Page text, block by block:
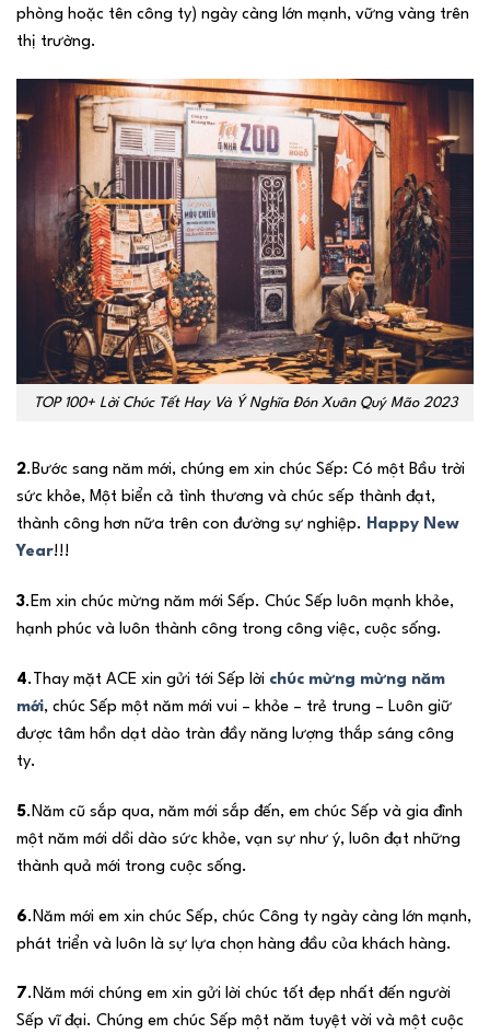
phòng hoặc tên công ty) ngày càng lớn mạnh, vững vàng trên
thị trường.
TOP 100+ Lời Chúc Tết Hay Và Ý Nghĩa Đón Xuân Quý Mão 2023
2.Bước sang năm mới, chúng em xin chúc Sếp: Có một Bầu trời
sức khỏe, Một biển cả tình thương và chúc sếp thành đạt,
thành công hơn nữa trên con đường sự nghiệp. Happy New
Year!!!
3.Em xin chúc mừng năm mới Sếp. Chúc Sếp luôn mạnh khỏe,
hạnh phúc và luôn thành công trong công việc, cuộc sống.
4.Thay mặt ACE xin gửi tới Sếp lời chúc mừng mừng năm
mới, chúc Sếp một năm mới vui – khỏe – trẻ trung – Luôn giữ
được tâm hồn dạt dào tràn đầy năng lượng thắp sáng công
ty.
5.Năm cũ sắp qua, năm mới sắp đến, em chúc Sếp và gia đình
một năm mới dồi dào sức khỏe, vạn sự như ý, luôn đạt những
thành quả mới trong cuộc sống.
6.Năm mới em xin chúc Sếp, chúc Công ty ngày càng lớn mạnh,
phát triển và luôn là sự lựa chọn hàng đầu của khách hàng.
7.Năm mới chúng em xin gửi lời chúc tốt đẹp nhất đến người
Sếp vĩ đại. Chúng em chúc Sếp một năm tuyệt vời và một cuộc